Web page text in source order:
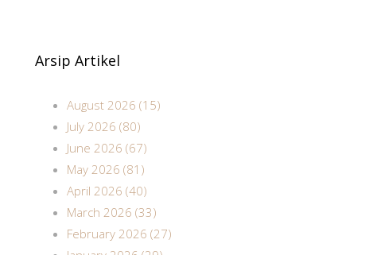
Arsip Artikel
August 2026 (15)
July 2026 (80)
June 2026 (67)
May 2026 (81)
April 2026 (40)
March 2026 (33)
February 2026 (27)